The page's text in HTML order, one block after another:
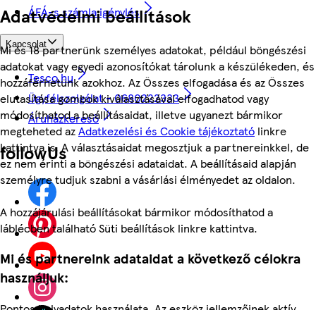
Adatvédelmi beállítások
Mi és 18 partnerünk személyes adatokat, például böngészési
adatokat vagy egyedi azonosítókat tárolunk a készülékeden, és
hozzáférhetünk azokhoz. Az Összes elfogadása és az Összes
elutasítása gombok kiválasztásával elfogadhatod vagy
módosíthatod a beállításaidat, illetve ugyanezt bármikor
megteheted azAdatkezelési és Cookie tájékoztató linkre
kattintva is. A választásaidat megosztjuk a partnereinkkel, de
ez nem érinti a böngészési adataidat. A beállításaid alapján
személyre tudjuk szabni a vásárlási élményedet az oldalon.
A hozzájárulási beállításokat bármikor módosíthatod a
láblécben található Süti beállítások linkre kattintva.
Mi és partnereink adataidat a következő célokra
használjuk:
ÁFÁ-s számla igénylés
Kapcsolat
Tesco.hu
Ügyfélszolgálat - 0680222333
Áruházkereső
followUs